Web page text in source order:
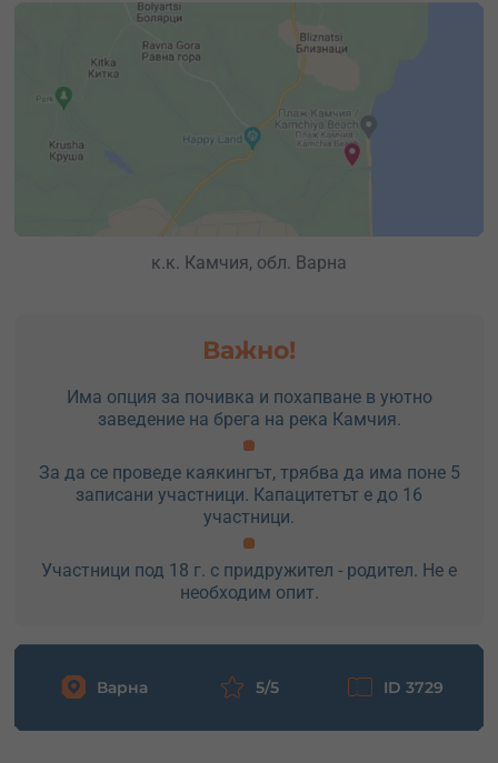
к.к. Камчия, обл. Варна
Важно!
Има опция за почивка и похапване в уютно
заведение на брега на река Камчия.
За да се проведе каякингът, трябва да има поне 5
записани участници. Капацитетът е до 16
участници.
Участници под 18 г. с придружител - родител. Не е
необходим опит.
Варна 5/5 ID 3729